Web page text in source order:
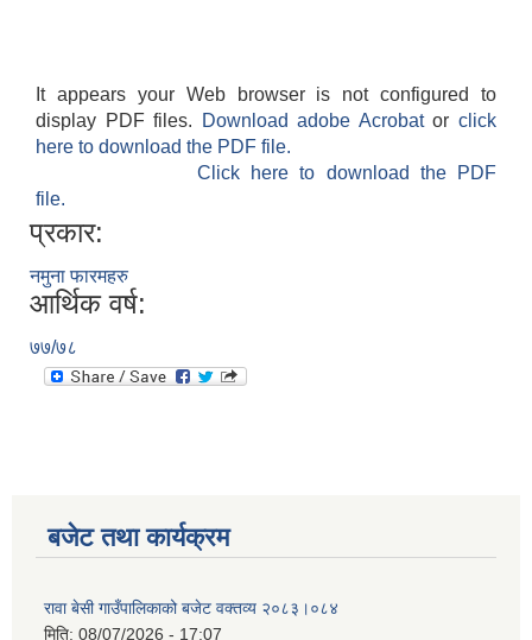
It appears your Web browser is not configured to
display PDF files.
Download adobe Acrobatorclick
here to download the PDF file.
Click here to download the PDF
file.
प्रकार:
नमुना फारमहरु
आर्थिक वर्ष:
७७/७८
बजेट तथा कार्यक्रम
रावा बेसी गाउँपालिकाको बजेट वक्तव्य २०८३।०८४
मिति: 08/07/2026 - 17:07